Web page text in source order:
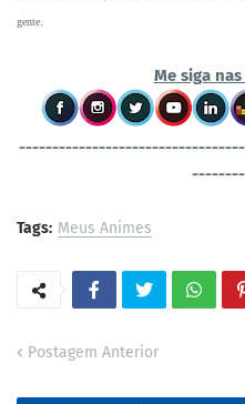
gente.
Me siga
----------------------------------
Tags: Meus Animes
Postagem Anterior